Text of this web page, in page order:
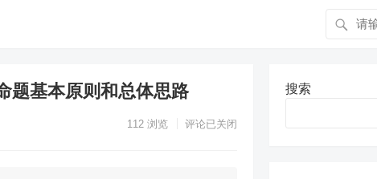
题基本原则和总体思路
112 浏览 评论已关闭
搜索